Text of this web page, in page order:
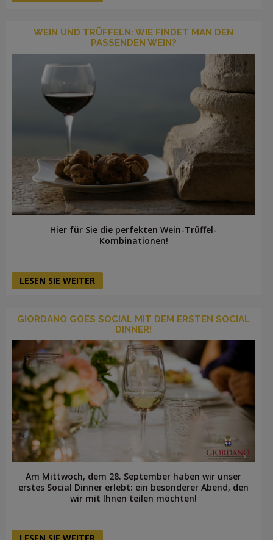
WEIN UND TRÜFFELN: WIE FINDET MAN DEN
PASSENDEN WEIN?
Hier für Sie die perfekten Wein-Trüffel-
Kombinationen!
LESEN SIE WEITER
GIORDANO GOES SOCIAL MIT DEM ERSTEN SOCIAL
DINNER!
Am Mittwoch, dem 28. September haben wir unser
erstes Social Dinner erlebt: ein besonderer Abend, den
wir mit Ihnen teilen möchten!